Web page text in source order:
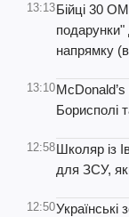
13:13Бійці 30
подарунки"
напрямку
13:10McDonald’s
Борисполі
12:58Школяр із
для ЗСУ,
12:50Українські